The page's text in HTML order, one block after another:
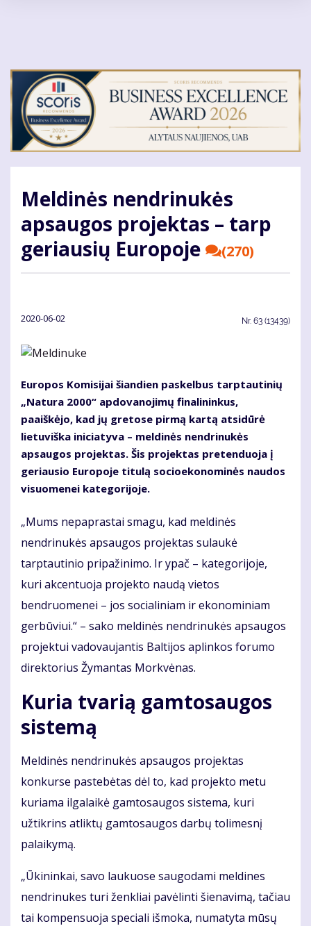
Meldinės nendrinukės
apsaugos projektas – tarp
geriausių Europoje
(270)
2020-06-02 Nr. 63 (13439)
Europos Komisijai šiandien paskelbus tarptautinių
„Natura 2000“ apdovanojimų finalininkus,
paaiškėjo, kad jų gretose pirmą kartą atsidūrė
lietuviška iniciatyva – meldinės nendrinukės
apsaugos projektas. Šis projektas pretenduoja į
geriausio Europoje titulą socioekonominės naudos
visuomenei kategorijoje.
„Mums nepaprastai smagu, kad meldinės
nendrinukės apsaugos projektas sulaukė
tarptautinio pripažinimo. Ir ypač – kategorijoje,
kuri akcentuoja projekto naudą vietos
bendruomenei – jos socialiniam ir ekonominiam
gerbūviui.“ – sako meldinės nendrinukės apsaugos
projektui vadovaujantis Baltijos aplinkos forumo
direktorius Žymantas Morkvėnas.
Kuria tvarią gamtosaugos
sistemą
Meldinės nendrinukės apsaugos projektas
konkurse pastebėtas dėl to, kad projekto metu
kuriama ilgalaikė gamtosaugos sistema, kuri
užtikrins atliktų gamtosaugos darbų tolimesnį
palaikymą.
„Ūkininkai, savo laukuose saugodami meldines
nendrinukes turi ženkliai pavėlinti šienavimą, tačiau
tai kompensuoja speciali išmoka, numatyta mūsų